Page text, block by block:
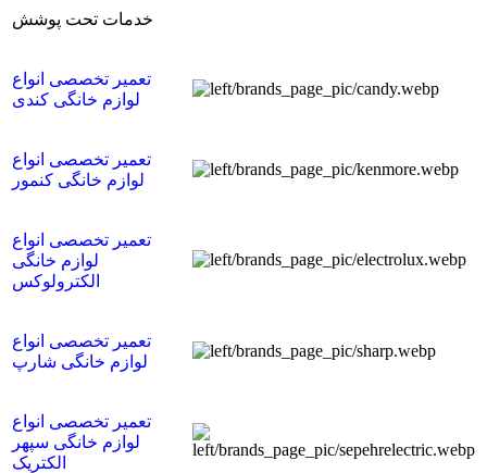
خدمات تحت پوشش
تعمیر تخصصی انواع
لوازم خانگی کندی
تعمیر تخصصی انواع
لوازم خانگی کنمور
تعمیر تخصصی انواع
لوازم خانگی
الکترولوکس
تعمیر تخصصی انواع
لوازم خانگی شارپ
تعمیر تخصصی انواع
لوازم خانگی سپهر
الکتریک